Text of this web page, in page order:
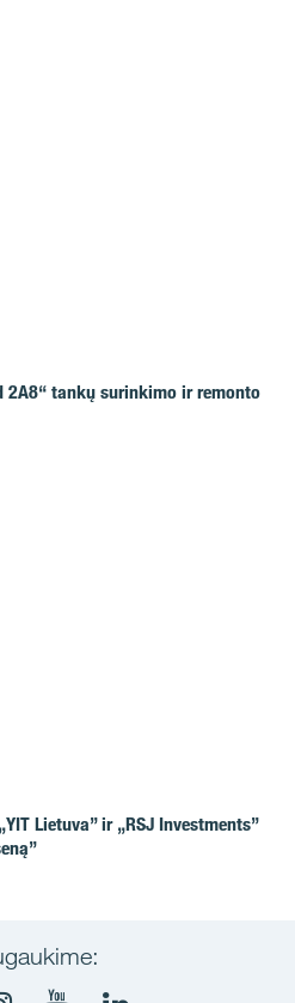
2A8“ tankų surinkimo ir remonto
Lietuva” ir „RSJ Investments”